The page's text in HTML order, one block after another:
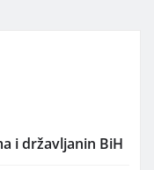
i državljanin BiH